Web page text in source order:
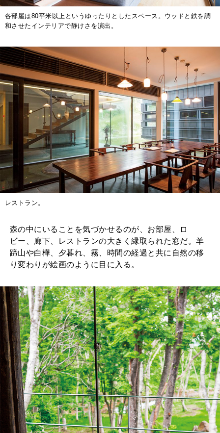
各部屋は80平米以上というゆったりとしたスペース。ウッドと鉄を調
和させたインテリアで静けさを演出。
レストラン。
森の中にいることを気づかせるのが、お部屋、ロ
ビー、廊下、レストランの大きく縁取られた窓だ。羊
蹄山や白樺、夕暮れ、霧、時間の経過と共に自然の移
り変わりが絵画のように目に入る。